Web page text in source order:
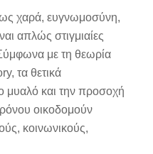
χαρά, ευγνωμοσύνη,
απλώς στιγμιαίες
με τη θεωρία
τα θετικά
μυαλό και την προσοχή
οικοδομούν
κοινωνικούς,